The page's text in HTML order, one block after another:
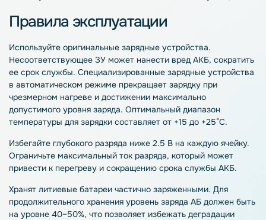
Правила эксплуатации
Используйте оригинальные зарядные устройства.
Несоответствующее ЗУ может нанести вред АКБ, сократить
ее срок службы. Специализированные зарядные устройства
в автоматическом режиме прекращает зарядку при
чрезмерном нагреве и достижении максимально
допустимого уровня заряда. Оптимальный диапазон
температуры для зарядки составляет от +15 до +25°C.
Избегайте глубокого разряда ниже 2.5 В на каждую ячейку.
Ограничьте максимальный ток разряда, который может
привести к перегреву и сокращению срока службы АКБ.
Хранят литиевые батареи частично заряженными. Для
продолжительного хранения уровень заряда АБ должен быть
на уровне 40–50%, что позволяет избежать деградации